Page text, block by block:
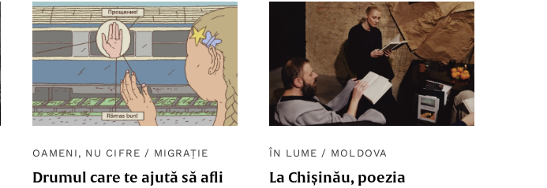
OAMENI, NU CIFRE / MIGRAȚIE
Drumul care te ajută să afli
ÎN LUME / MOLDOVA
La Chișinău, poezia